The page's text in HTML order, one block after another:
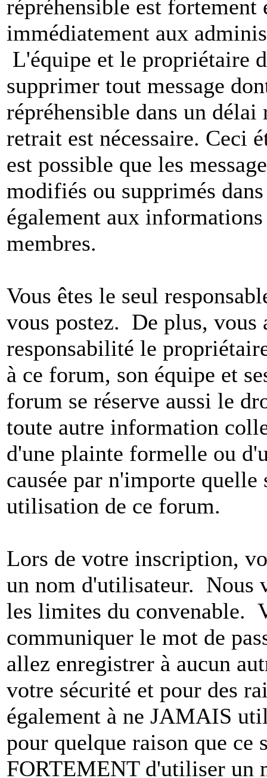
répréhensible est
immédiatement aux
L'équipe et le propriétaire
supprimer tout message
répréhensible dans un
retrait est nécessaire. Ceci
est possible que les
modifiés ou supprimés
également aux
membres.
Vous êtes le seul
vous postez. De plus, vous
responsabilité le
à ce forum, son équipe et
forum se réserve aussi le
toute autre information
d'une plainte formelle ou
causée par n'importe
utilisation de ce forum.
Lors de votre inscription,
un nom d'utilisateur. Nous
les limites du convenable.
communiquer le mot de
allez enregistrer à aucun
votre sécurité et pour des
également à ne JAMAIS
pour quelque raison que
FORTEMENT d'utiliser un